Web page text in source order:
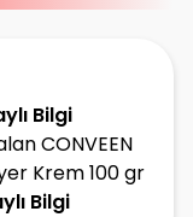
Bilgi
CONVEEN
Krem 100 gr
Bilgi